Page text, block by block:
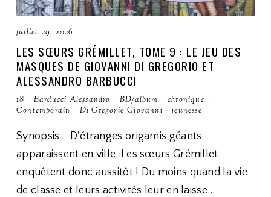
juillet 29, 2026
LES SŒURS GRÉMILLET, TOME 9 : LE JEU DES
MASQUES DE GIOVANNI DI GREGORIO ET
ALESSANDRO BARBUCCI
18 · Barducci Alessandro · BD/album · chronique ·
Contemporain · Di Gregorio Giovanni · jeunesse
Synopsis : D'étranges origamis géants
apparaissent en ville. Les sœurs Grémillet
enquêtent donc aussitôt ! Du moins quand la vie
de classe et leurs activités leur en laisse…